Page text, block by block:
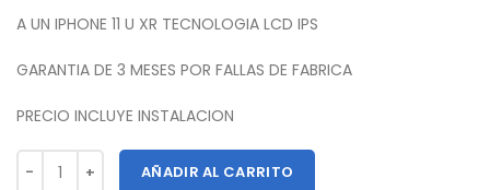
A UN IPHONE 11 U XR TECNOLOGIA LCD IPS
GARANTIA DE 3 MESES POR FALLAS DE FABRICA
PRECIO INCLUYE INSTALACION
AÑADIR AL CARRITO